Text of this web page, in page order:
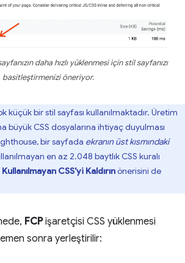
daha hızlı yüklenmesi için stil sayfanızı
basitleştirmenizi öneriyor.
küçük bir stil sayfası kullanılmaktadır. Üretim
büyük CSS dosyalarına ihtiyaç duyulması
bir sayfada ekranın üst kısmındaki
en az 2.048 baytlık CSS kuralı
Kullanılmayan CSS'yi Kaldırınönerisini de
FCPişaretçisi CSS yüklenmesi
sonra yerleştirilir: